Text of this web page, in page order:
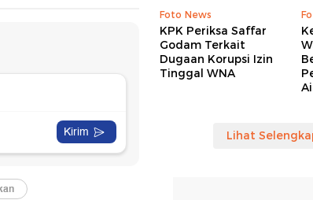
Foto News
KPK Periksa Saffar
Godam Terkait
Dugaan Korupsi Izin
Tinggal WNA
Lihat